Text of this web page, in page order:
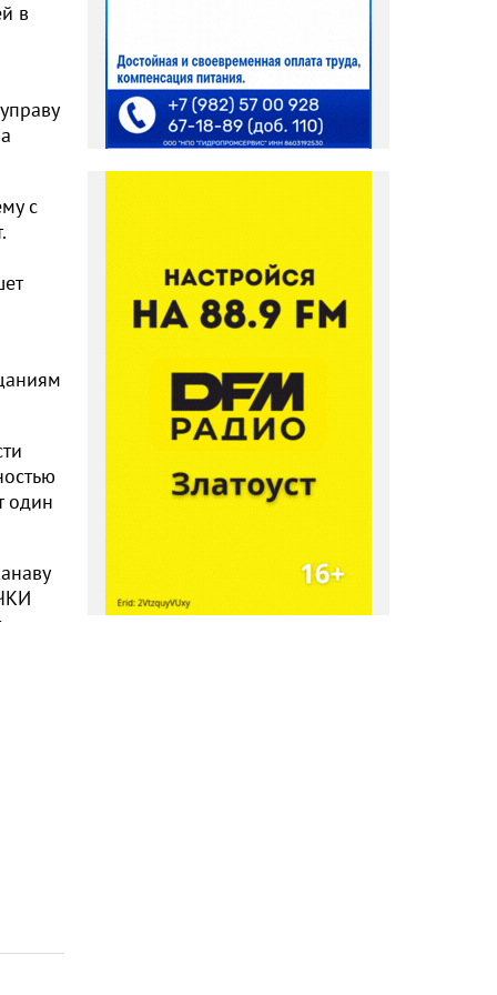
в
с
один